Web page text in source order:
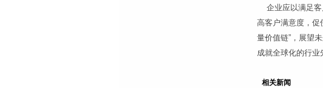
企业应以满足客
高客户满意度，促
量价值链”，展望
成就全球化的行业
相关新闻